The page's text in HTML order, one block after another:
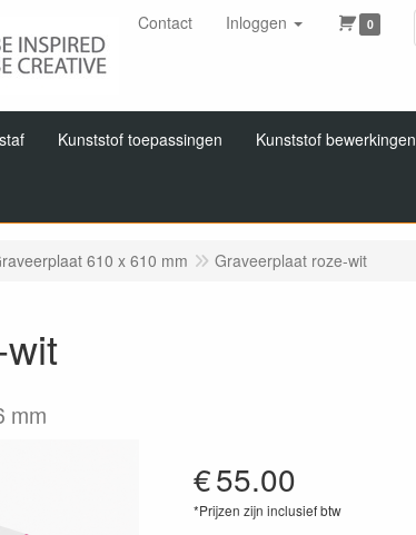
Contact Inloggen 0
Kunststof toepassingen Kunststof bewerkingen
610 x 610 mm Graveerplaat roze-wit
mm
€55.00
*Prijzen zijn inclusief btw